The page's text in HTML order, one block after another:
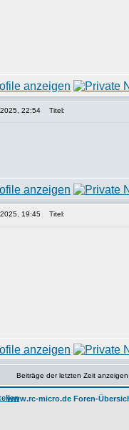
22:54 Titel:
19:45 Titel:
Beiträge der letzten Zeit
www.rc-micro.de Foren-